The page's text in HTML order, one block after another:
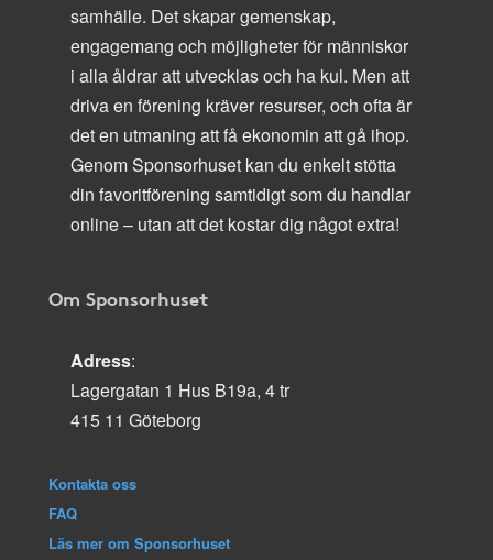
samhälle. Det skapar gemenskap,
engagemang och möjligheter för människor
i alla åldrar att utvecklas och ha kul. Men att
driva en förening kräver resurser, och ofta är
det en utmaning att få ekonomin att gå ihop.
Genom Sponsorhuset kan du enkelt stötta
din favoritförening samtidigt som du handlar
online – utan att det kostar dig något extra!
Om Sponsorhuset
Adress:
Lagergatan 1 Hus B19a, 4 tr
415 11 Göteborg
Kontakta oss
FAQ
Läs mer om Sponsorhuset